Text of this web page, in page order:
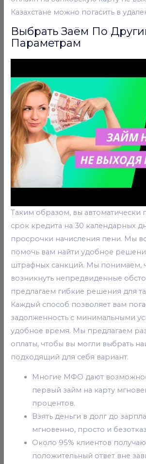
Казахстане можно погасить в
Выбрать Заём По
Параметрам
Таким образом, вы автоматически
срок кредита на 30 календарных
просрочки начисления пени. Мы
помочь вам найти удобное
штрафных санкций. Мы понимаем,
возникнуть непредвиденные
предлагаем гибкие решения для
Каждый способ позволяет вам
задолженность с минимальными
удобное время. Мы предлагаем
оплаты, чтобы вы могли выбрать
подходящий для себя вариант.
Многие МФО дают
первый займ на карту
процентов.
Взять деньги в долг до
мгновенно, просто и
Около 95% клиентов
положительный ответ вне